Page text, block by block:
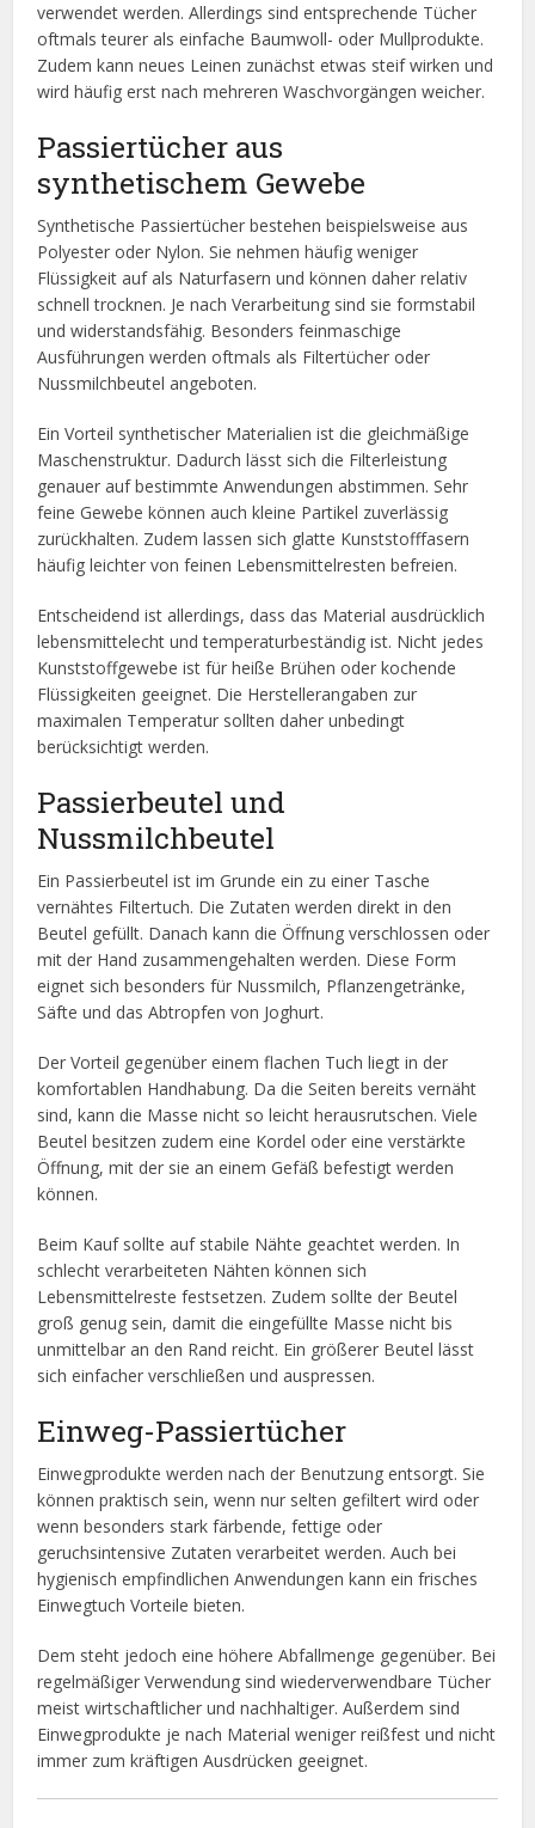
verwendet werden. Allerdings sind entsprechende Tücher
oftmals teurer als einfache Baumwoll- oder Mullprodukte.
Zudem kann neues Leinen zunächst etwas steif wirken und
wird häufig erst nach mehreren Waschvorgängen weicher.
Passiertücher aus
synthetischem Gewebe
Synthetische Passiertücher bestehen beispielsweise aus
Polyester oder Nylon. Sie nehmen häufig weniger
Flüssigkeit auf als Naturfasern und können daher relativ
schnell trocknen. Je nach Verarbeitung sind sie formstabil
und widerstandsfähig. Besonders feinmaschige
Ausführungen werden oftmals als Filtertücher oder
Nussmilchbeutel angeboten.
Ein Vorteil synthetischer Materialien ist die gleichmäßige
Maschenstruktur. Dadurch lässt sich die Filterleistung
genauer auf bestimmte Anwendungen abstimmen. Sehr
feine Gewebe können auch kleine Partikel zuverlässig
zurückhalten. Zudem lassen sich glatte Kunststofffasern
häufig leichter von feinen Lebensmittelresten befreien.
Entscheidend ist allerdings, dass das Material ausdrücklich
lebensmittelecht und temperaturbeständig ist. Nicht jedes
Kunststoffgewebe ist für heiße Brühen oder kochende
Flüssigkeiten geeignet. Die Herstellerangaben zur
maximalen Temperatur sollten daher unbedingt
berücksichtigt werden.
Passierbeutel und
Nussmilchbeutel
Ein Passierbeutel ist im Grunde ein zu einer Tasche
vernähtes Filtertuch. Die Zutaten werden direkt in den
Beutel gefüllt. Danach kann die Öffnung verschlossen oder
mit der Hand zusammengehalten werden. Diese Form
eignet sich besonders für Nussmilch, Pflanzengetränke,
Säfte und das Abtropfen von Joghurt.
Der Vorteil gegenüber einem flachen Tuch liegt in der
komfortablen Handhabung. Da die Seiten bereits vernäht
sind, kann die Masse nicht so leicht herausrutschen. Viele
Beutel besitzen zudem eine Kordel oder eine verstärkte
Öffnung, mit der sie an einem Gefäß befestigt werden
können.
Beim Kauf sollte auf stabile Nähte geachtet werden. In
schlecht verarbeiteten Nähten können sich
Lebensmittelreste festsetzen. Zudem sollte der Beutel
groß genug sein, damit die eingefüllte Masse nicht bis
unmittelbar an den Rand reicht. Ein größerer Beutel lässt
sich einfacher verschließen und auspressen.
Einweg-Passiertücher
Einwegprodukte werden nach der Benutzung entsorgt. Sie
können praktisch sein, wenn nur selten gefiltert wird oder
wenn besonders stark färbende, fettige oder
geruchsintensive Zutaten verarbeitet werden. Auch bei
hygienisch empfindlichen Anwendungen kann ein frisches
Einwegtuch Vorteile bieten.
Dem steht jedoch eine höhere Abfallmenge gegenüber. Bei
regelmäßiger Verwendung sind wiederverwendbare Tücher
meist wirtschaftlicher und nachhaltiger. Außerdem sind
Einwegprodukte je nach Material weniger reißfest und nicht
immer zum kräftigen Ausdrücken geeignet.